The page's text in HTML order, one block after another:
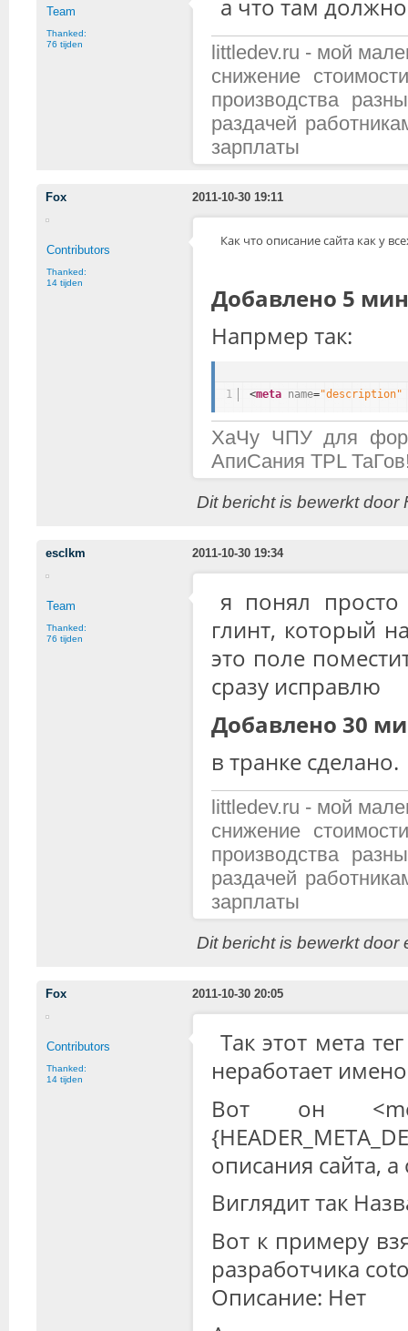
Team
Thanked:
76 tijden
а что там
littledev.ru - мой
снижение
производства
раздачей
зарплаты
Fox 2011-10-30 19:11
Contributors
Thanked:
14 tijden
Как что описание сайта как у
Добавлено 5
Напрмер так:
1 <meta name="description"
ХаЧу ЧПУ для
АпиСания TPL
Dit bericht is bewerkt door
esclkm 2011-10-30 19:34
Team
Thanked:
76 tijden
я понял просто
глинт, который
это поле
сразу исправлю
Добавлено 30
в транке сделано.
littledev.ru - мой
снижение
производства
раздачей
зарплаты
Dit bericht is bewerkt
Fox 2011-10-30 20:05
Contributors
Thanked:
14 tijden
Так этот мета
неработает
Вот он
описания сайта,
Виглядит так
Вот к примеру
разработчика
Описание: Нет